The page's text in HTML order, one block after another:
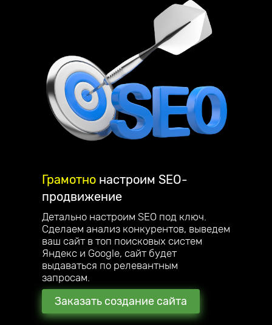
Грамотно настроим SEO-
продвижение
Детально настроим SEO под ключ.
Сделаем анализ конкурентов, выведем
ваш сайт в топ поисковых систем
Яндекс и Google, сайт будет
выдаваться по релевантным
запросам.
Заказать создание сайта